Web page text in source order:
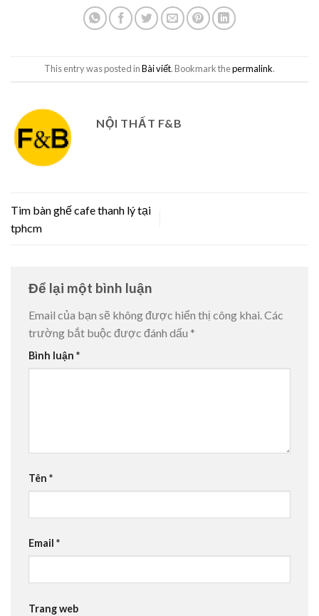
This entry was posted inBài viết. Bookmark thepermalink.
NỘI THẤT F&B
Tìm bàn ghế cafe thanh lý tại
tphcm
Để lại một bình luận
Email của bạn sẽ không được hiển thị công khai.Các
trường bắt buộc được đánh dấu *
Bình luận *
Tên *
Email *
Trang web